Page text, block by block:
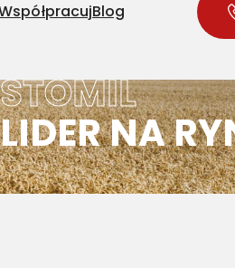
Blog
STOMIL
LIDER NA